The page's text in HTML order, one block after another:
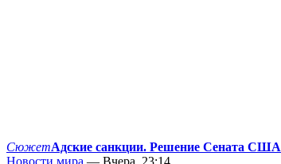
СюжетАдские санкции. Решение Сената США